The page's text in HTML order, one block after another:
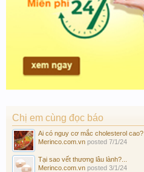
Chị em cùng đọc báo
Ai có nguy cơ mắc cholesterol cao?
Merinco.com.vn posted 7/1/24
Tại sao vết thương lâu lành?...
Merinco.com.vn posted 3/1/24